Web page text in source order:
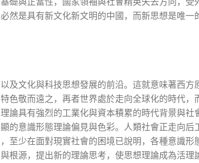
是具有新文化新文明的中國，而新思想是唯一
及文化與科技思想發展的前沿。這就意味著西方
色敬而遠之，再者世界處於走向全球化的時代，
具有強烈的工業化與資本積累的時代背景與社
的意識形態理論偏見與色彩。人類社會正走向后
至少在面對現實社會的困境已說明，各種意識形
根源，提出新的理論思考，使思想理論成為活理